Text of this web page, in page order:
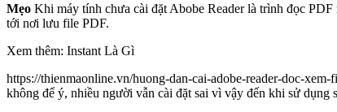
Mẹo Khi máy tính chưa cài đặt Abobe Reader là trình đọc
tới nơi lưu file PDF.
Xem thêm: Instant Là Gì
https://thienmaonline.vn/huong-dan-cai-adobe-reader-doc-
không để ý, nhiều người vẫn cài đặt sai vì vậy đến khi sử dụng